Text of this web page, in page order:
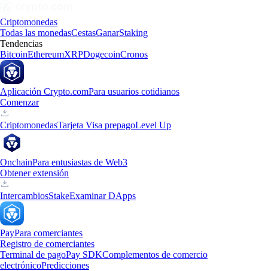
Criptomonedas
Todas las monedasCestasGanarStaking
Tendencias
BitcoinEthereumXRPDogecoinCronos
Aplicación Crypto.comPara usuarios cotidianos
Comenzar
CriptomonedasTarjeta Visa prepagoLevel Up
OnchainPara entusiastas de Web3
Obtener extensión
IntercambiosStakeExaminar DApps
PayPara comerciantes
Registro de comerciantes
Terminal de pagoPay SDKComplementos de comercio
electrónicoPredicciones